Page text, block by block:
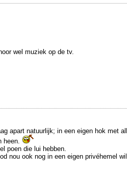
wel muziek op de tv.
apart natuurlijk; in een eigen hok met
heen.
poen die lui hebben.
nou ook nog in een eigen privéhemel